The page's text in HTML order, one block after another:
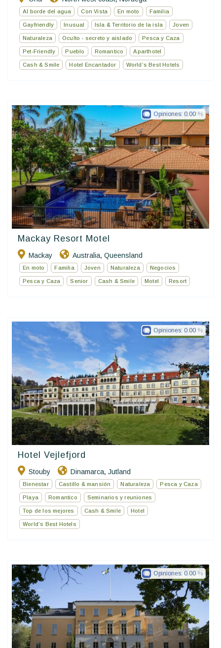
Al borde del agua Con Vista En moto Familia
Gayfriendly Inusual Isla & Territorio de la isla Joven
Naturaleza Oculto - secreto y aislado Pesca y Caza
Pet-Friendly Pueblo Romantico Aparthotel
Cash & Smile Hotel Encantador World’s Best Hotels
Golden Chain
Mackay Resort Motel
Mackay Australia, Queensland
Opiniones: 0.00
En moto Familia Joven Naturaleza Negocios
Pesca y Caza Senior Cash & Smile Motel Resort
Small Danish Hotels
Hotel Vejlefjord
Stouby Dinamarca, Jutland
Opiniones: 0.00
Bienestar Castillo & mansión Naturaleza Pesca y Caza
Playa Romantico Seminarios y reuniones
Top de los mejores Cash & Smile Hotel
World’s Best Hotels
Petit Hotel
Opiniones: 0.00